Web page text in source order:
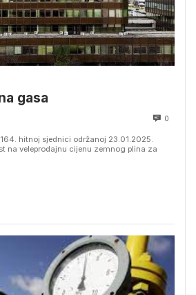
gasa
0
hitnoj sjednici održanoj 23.01.2025.
na veleprodajnu cijenu zemnog plina za